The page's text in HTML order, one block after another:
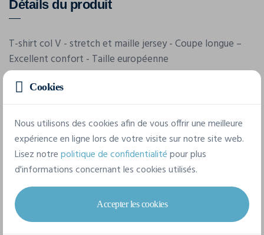
Détails du produit
T-shirt col V - stretch et maille jersey - Coupe longue –
Excellent confort - Taille européenne
Caractéristiques
Marque
Clique
Cookies
Nous utilisons des cookies afin de vous offrir une meilleure
expérience en ligne lors de votre visite sur notre site web.
Lisez notrepolitique de confidentialitépour plus
d'informations concernant les cookies utilisés.
Accepter les cookies